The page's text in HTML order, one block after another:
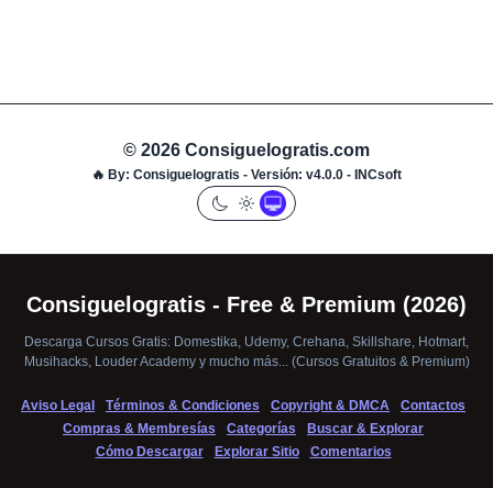
© 2026 Consiguelogratis.com
🔥 By: Consiguelogratis - Versión: v4.0.0 - INCsoft
Consiguelogratis - Free & Premium (2026)
Descarga Cursos Gratis: Domestika, Udemy, Crehana, Skillshare, Hotmart,
Musihacks, Louder Academy y mucho más... (Cursos Gratuitos & Premium)
Aviso Legal Términos & Condiciones Copyright & DMCA
Contactos
Compras & Membresías
Categorías
Buscar & Explorar
Cómo Descargar
Explorar Sitio Comentarios